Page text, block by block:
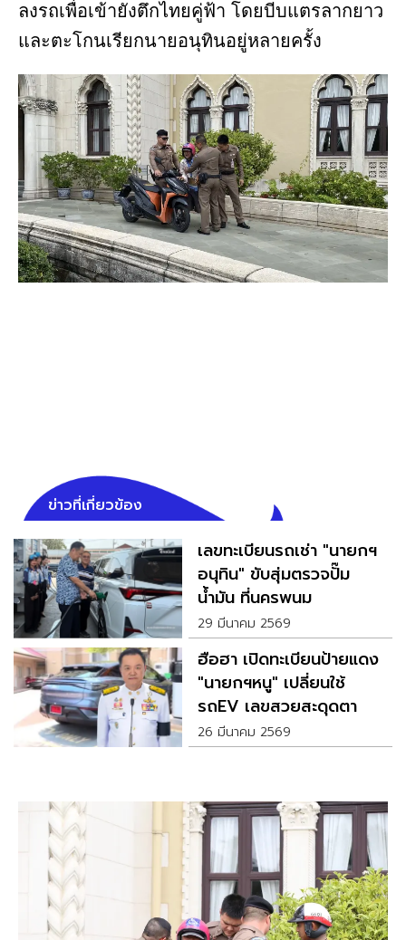
ลงรถเพื่อเข้ายังตึกไทยคู่ฟ้า โดยบีบแตรลากยาว
และตะโกนเรียกนายอนุทินอยู่หลายครั้ง
ข่าวที่เกี่ยวข้อง
เลขทะเบียนรถเช่า "นายกฯ
อนุทิน" ขับสุ่มตรวจปั๊ม
น้ำมัน ที่นครพนม
29 มีนาคม 2569
ฮือฮา เปิดทะเบียนป้ายแดง
"นายกฯหนู" เปลี่ยนใช้
รถEV เลขสวยสะดุดตา
26 มีนาคม 2569